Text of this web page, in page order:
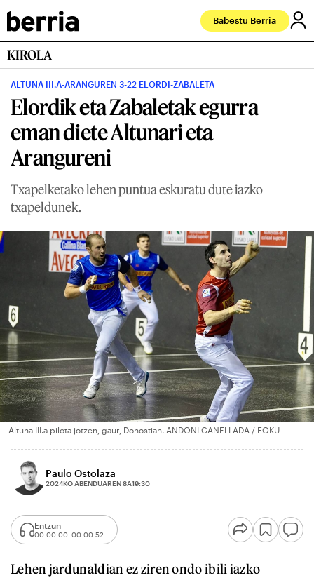
Babestu Berria
KIROLA
ALTUNA III.A-ARANGUREN 3-22 ELORDI-ZABALETA
Elordik eta Zabaletak egurra
eman diete Altunari eta
Arangureni
Txapelketako lehen puntua eskuratu dute iazko
txapeldunek.
Altuna III.a pilota jotzen, gaur, Donostian. ANDONI CANELLADA / FOKU
Paulo Ostolaza
2024KO ABENDUAREN 8A19:30
Entzun
00:00:00 00:00:52
Lehen jardunaldian ez ziren ondo ibili iazko